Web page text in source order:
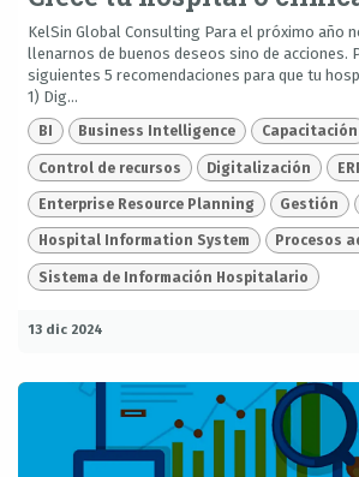
KelSin Global Consulting Para el próximo año
llenarnos de buenos deseos sino de acciones.
siguientes 5 recomendaciones para que tu
1) Dig...
BI Business Intelligence Capacitación
Control de recursos Digitalización
Enterprise Resource Planning Gestión
Hospital Information System Procesos
Sistema de Información Hospitalario
13 dic 2024